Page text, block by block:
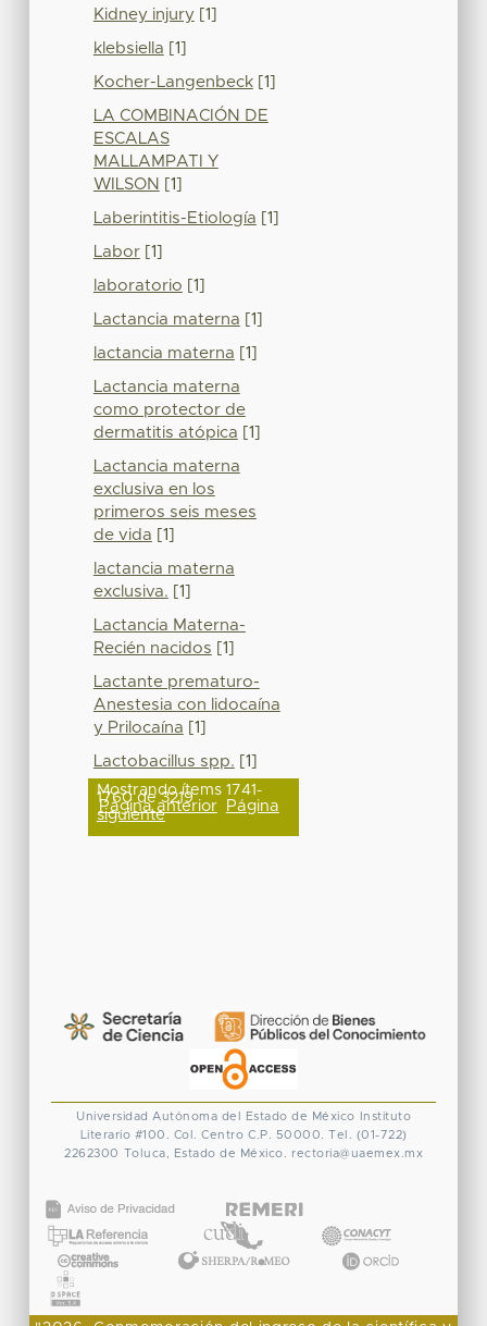
Kidney injury[1]
klebsiella [1]
Kocher-Langenbeck[1]
LA COMBINACIÓN DE
ESCALAS
MALLAMPATI Y
WILSON [1]
Laberintitis-Etiología [1]
Labor[1]
laboratorio [1]
Lactancia materna [1]
lactancia materna [1]
Lactancia materna
como protector de
dermatitis atópica [1]
Lactancia materna
exclusiva en los
primeros seis meses
de vida [1]
lactancia materna
exclusiva. [1]
Lactancia Materna-
Recién nacidos [1]
Lactante prematuro-
Anestesia con lidocaína
y Prilocaína [1]
Lactobacillus spp. [1]
Mostrando ítems 1741-
1760 de 3219
Página anterior Página
siguiente
Universidad Autónoma del Estado de México
Instituto
Literario #100. Col. Centro C.P. 50000. Tel. (01-722)
2262300 Toluca, Estado de México. rectoria@uaemex.mx